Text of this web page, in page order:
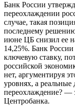
Банк России
переохлаждении
случае, такая
последнему
июне ЦБ снизил ее
14,25%. Банк
ключевую ставку,
российской
нет, аргументируя
уровнях, а реальные
переохлаждение? —
Центробанка.